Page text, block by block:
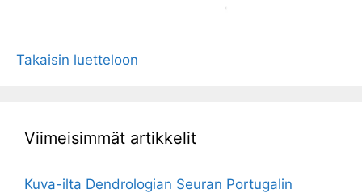
Takaisin luetteloon
Viimeisimmät artikkelit
Kuva-ilta Dendrologian Seuran Portugalin